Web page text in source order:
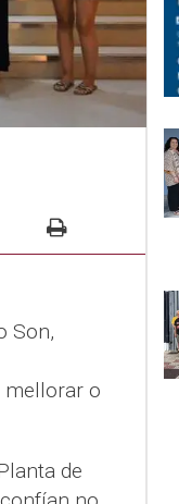
Son,
mellorar o
de